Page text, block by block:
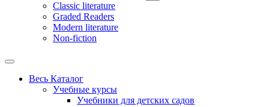
Classic literature
Graded Readers
Modern literature
Non-fiction
Весь Каталог
Учебные курсы
Учебники для детских садов